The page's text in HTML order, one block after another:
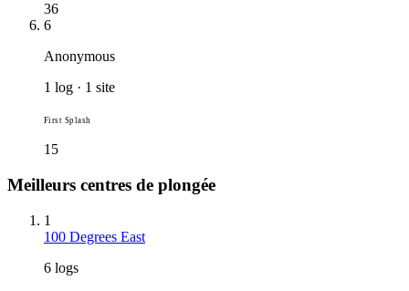
36
6
Anonymous
1 log · 1 site
First Splash
15
Meilleurs centres de plongée
1
100 Degrees East
6 logs